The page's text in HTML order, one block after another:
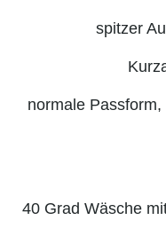
spitzer
normale
40 Grad Wäsche